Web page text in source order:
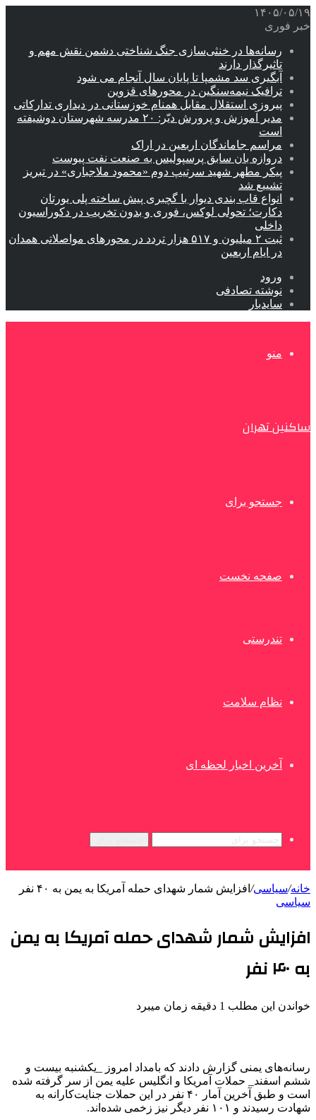
۱۴۰۵/۰۵/۱۹
خبر فوری
رسانه‌ها در خنثی‌سازی جنگ شناختی دشمن نقش‌ مهم و
تاثیرگذار دارند
آبگیری سد مشمپا تا پایان سال آنجام می شود
ترافیک نیمه‌سنگین در محورهای قزوین
پیروزی استقلال مقابل همنام خوزستانی در دیداری تدارکاتی
مدیر آموزش و پرورش دیّر: ۲۰ مدرسه شهرستان دوشیفته
است
مراسم جاماندگان اربعین در اراک
دروازه بان سابق پرسپولیس به صنعت نفت پیوست
پیکر مطهر شهید سرتیپ دوم «محمود ملاجباری» در تبریز
تشییع شد
انواع قاب بندی دیوار با گچبری پیش ساخته پلی یورتان
دکارت؛ تحولی لوکس، فوری و بدون تخریب در دکوراسیون
داخلی
ثبت ۲ میلیون و ۵۱۷ هزار تردد در محورهای مواصلاتی همدان
در ایام اربعین
ورود
نوشته تصادفی
سایدبار
منو
ساکنین تهران
جستجو برای
صفحه نخست
تندرستی
نظام سلامت
آخرین اخبار لحظه ای
خانه/سیاسی/ افزایش شمار شهدای حمله آمریکا به یمن به ۴۰ نفر
سیاسی
افزایش شمار شهدای حمله آمریکا به یمن
به ۴۰ نفر
خواندن این مطلب 1 دقیقه زمان میبرد
رسانه‌های یمنی گزارش دادند که بامداد امروز _یکشنبه بیست و
ششم اسفند_ حملات آمریکا و انگلیس علیه یمن از سر گرفته شده
است و طبق آخرین آمار ۴۰ نفر در این حملات جنایت‌کارانه به
شهادت رسیدند و ۱۰۱ نفر دیگر نیز زخمی شده‌اند.